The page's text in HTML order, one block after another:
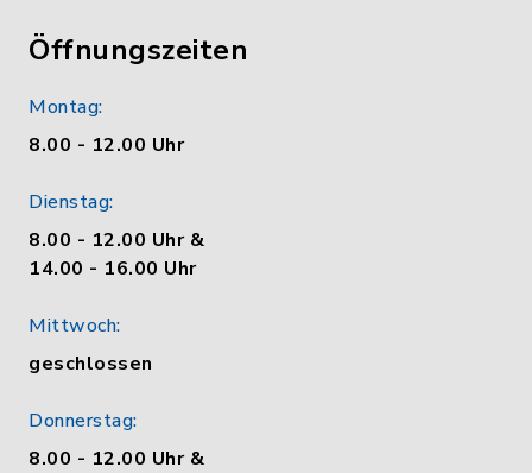
Öffnungszeiten
Montag:
8.00 - 12.00 Uhr
Dienstag:
8.00 - 12.00 Uhr &
14.00 - 16.00 Uhr
Mittwoch:
geschlossen
Donnerstag:
8.00 - 12.00 Uhr &